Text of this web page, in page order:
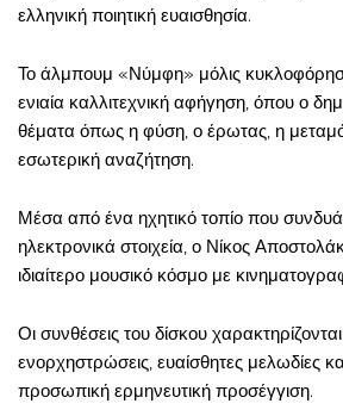
ελληνική ποιητική ευαισθησία.
Το άλμπουμ «Νύμφη» μόλις
ενιαία καλλιτεχνική αφήγηση, όπου ο
θέματα όπως η φύση, ο έρωτας, η
εσωτερική αναζήτηση.
Μέσα από ένα ηχητικό τοπίο που
ηλεκτρονικά στοιχεία, ο Νίκος
ιδιαίτερο μουσικό κόσμο με
Οι συνθέσεις του δίσκου
ενορχηστρώσεις, ευαίσθητες μελωδίες
προσωπική ερμηνευτική προσέγγιση.